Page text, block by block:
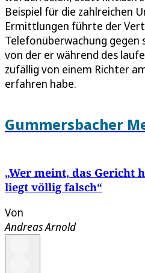
Beispiel für die zahlreichen
Ermittlungen führte der
Telefonüberwachung gegen
von der er während des
zufällig von einem Richter
erfahren habe.
Gummersbacher
„Wer meint, das Gericht
liegt völlig falsch“
Von
Andreas Arnold